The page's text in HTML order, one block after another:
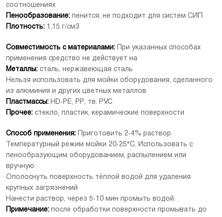
соотношениях
Пенообразование: пенится, не подходит для систем СИП
Плотность: 1,15 г/см3
Совместимость с материалами:
При указанных способах
применения средство не действует на
Металлы: сталь, нержавеющая сталь
Нельзя использовать для мойки оборудования, сделанного
из алюминия и других цветных металлов
Пластмассы: HD-PE, PP, тв. PVC
Прочее: стекло, пластик, керамические поверхности
Способ применения:
Приготовить 2-4% раствор.
Температурный режим мойки 20-25°С. Использовать с
пенообразующим оборудованием, распылением или
вручную.
Ополоснуть поверхность тёплой водой для удаления
крупных загрязнений
Нанести раствор, через 5-10 мин промыть водой.
Примечание: после обработки поверхности промывать до